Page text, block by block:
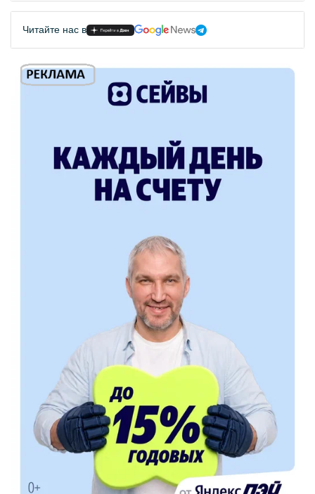
Читайте нас в